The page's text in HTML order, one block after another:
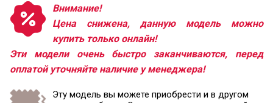
Внимание!
Цена снижена, данную модель можно
купить только онлайн!
Эти модели очень быстро заканчиваются, перед
оплатой уточняйте наличие у менеджера!
Эту модель вы можете приобрести и в другом